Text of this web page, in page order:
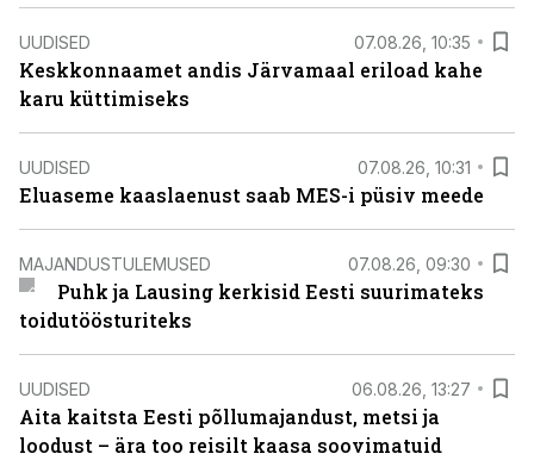
UUDISED 07.08.26, 10:35
Keskkonnaamet andis Järvamaal eriload kahe
karu küttimiseks
UUDISED 07.08.26, 10:31
Eluaseme kaaslaenust saab MES-i püsiv meede
MAJANDUSTULEMUSED 07.08.26, 09:30
Puhk ja Lausing kerkisid Eesti suurimateks
toidutöösturiteks
UUDISED 06.08.26, 13:27
Aita kaitsta Eesti põllumajandust, metsi ja
loodust – ära too reisilt kaasa soovimatuid